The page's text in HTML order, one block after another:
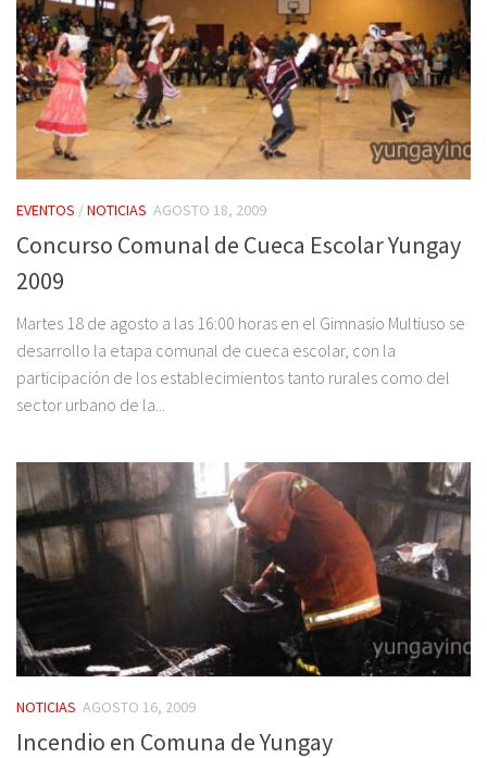
EVENTOS /NOTICIAS AGOSTO 18, 2009
Concurso Comunal de Cueca Escolar Yungay
2009
Martes 18 de agosto a las 16:00 horas en el Gimnasio Multiuso se
desarrollo la etapa comunal de cueca escolar, con la
participación de los establecimientos tanto rurales como del
sector urbano de la...
NOTICIAS AGOSTO 16, 2009
Incendio en Comuna de Yungay